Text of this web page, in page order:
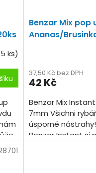
ks)
Benzar Mix pop
Ananas/
37,50 Kč bez DPH
42 Kč
Benzar Mix
7mm Všichni
úsporné
Benzar Instant si
vyzkoušet